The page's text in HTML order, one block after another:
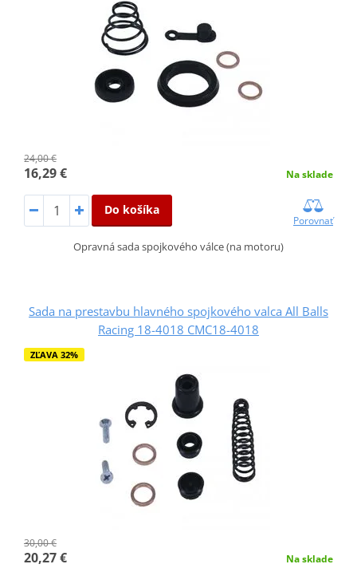
24,00 €
16,29 € Na sklade
Do košíka
Porovnať
Opravná sada spojkového válce (na motoru)
Sada na prestavbu hlavného spojkového valca All Balls
Racing 18-4018 CMC18-4018
ZĽAVA 32%
30,00 €
20,27 € Na sklade